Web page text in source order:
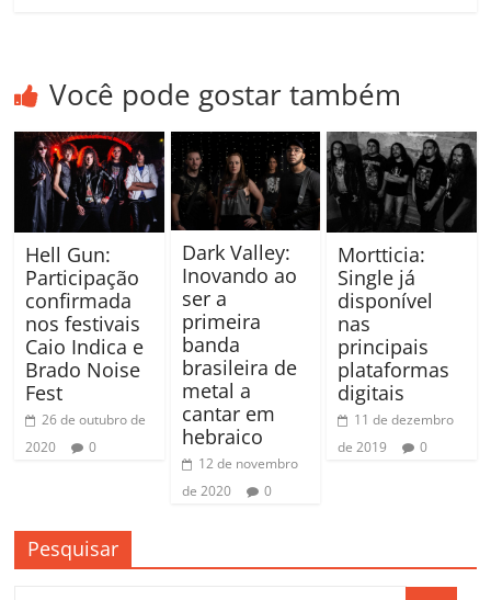
Você pode gostar também
Hell Gun:
Participação
confirmada
nos festivais
Caio Indica e
Brado Noise
Fest
26 de outubro de
2020
0
Dark Valley:
Inovando ao
ser a
primeira
banda
brasileira de
metal a
cantar em
hebraico
12 de novembro
de 2020
0
Mortticia:
Single já
disponível
nas
principais
plataformas
digitais
11 de dezembro
de 2019
0
Pesquisar